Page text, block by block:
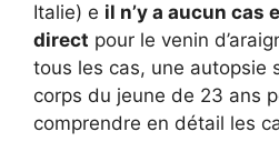
Italie) e il n’y a aucun cas
direct pour le venin
tous les cas, une autopsie
corps du jeune de 23 ans
comprendre en détail les